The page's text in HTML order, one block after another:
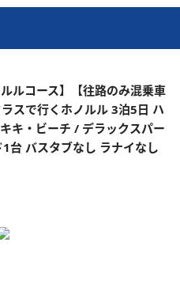
ルコース】【往路のみ混乗車
スで行くホノルル 3泊5日 ハ
キ・ビーチ / デラックスパー
台 バスタブなし ラナイなし